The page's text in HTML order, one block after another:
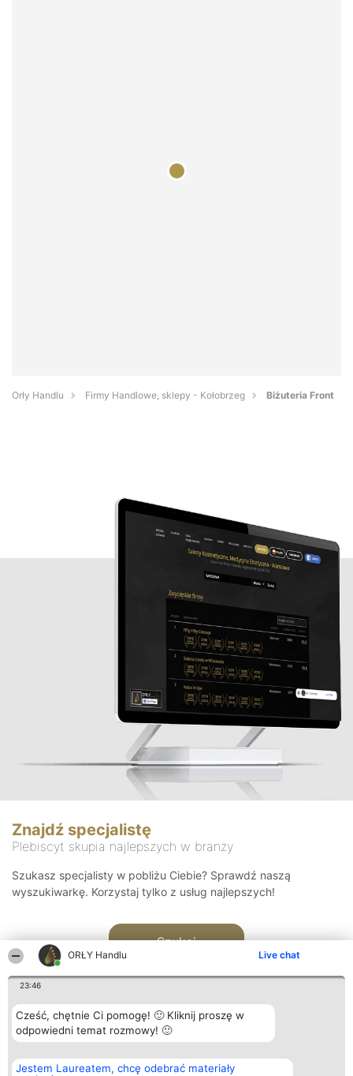
ORŁY Handlu Live chat
23:46
Cześć, chętnie Ci pomogę! 🙂 Kliknij proszę w
odpowiedni temat rozmowy! 🙂
Jestem Laureatem, chcę odebrać materiały
Orły Handlu Firmy Handlowe, sklepy - Kołobrzeg Biżuteria Front
Znajdź specjalistę
Plebiscyt skupia najlepszych w branży
Szukasz specjalisty w pobliżu Ciebie? Sprawdź naszą
wyszukiwarkę. Korzystaj tylko z usług najlepszych!
Szukaj
Organizator plebiscytu
Bright Side Solutions sp. z o.
Plebiscyt
Laureaci
Kontakt
Kontakt